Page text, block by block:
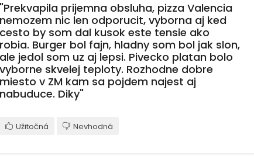
"Prekvapila prijemna obsluha, pizza Valencia
nemozem nic len odporucit, vyborna aj ked
cesto by som dal kusok este tensie ako
robia. Burger bol fajn, hladny som bol jak slon,
ale jedol som uz aj lepsi. Pivecko platan bolo
vyborne skvelej teploty. Rozhodne dobre
miesto v ZM kam sa pojdem najest aj
nabuduce. Diky"
Užitočná Nevhodná